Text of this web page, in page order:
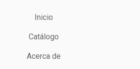
Inicio
Catálogo
Acerca de